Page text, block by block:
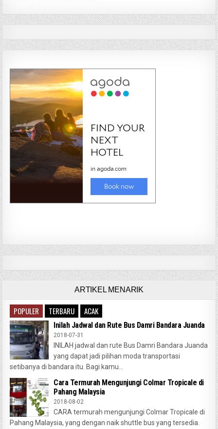
ARTIKEL MENARIK
POPULER TERBARU ACAK
Inilah Jadwal dan Rute Bus Damri Bandara Juanda
2018-07-31
INILAH jadwal dan rute Bus Damri Bandara Juanda
yang dapat jadi pilihan moda transportasi
setibanya di bandara itu. Bagi kamu...
Cara Termurah Mengunjungi Colmar Tropicale di
Pahang Malaysia
2018-08-02
CARA termurah mengunjungi Colmar Tropicale di
Pahang Malaysia, yang dengan naik shuttle bus yang tersedia.